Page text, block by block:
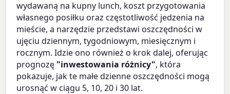
wydawaną na kupny lunch, koszt przygotowania
własnego posiłku oraz częstotliwość jedzenia na
mieście, a narzędzie przedstawi oszczędności w
ujęciu dziennym, tygodniowym, miesięcznym i
rocznym. Idzie ono również o krok dalej, oferując
prognozę "inwestowania różnicy", która
pokazuje, jak te małe dzienne oszczędności mogą
urosnąć w ciągu 5, 10, 20 i 30 lat.